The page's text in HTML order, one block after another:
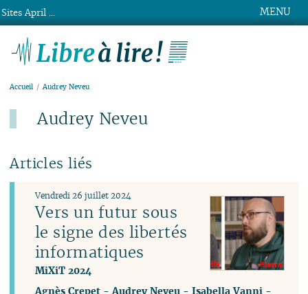
MENU
Accueil Audrey Neveu
Audrey Neveu
Articles liés
Vers un futur sous
le signe des libertés
informatiques
MiXiT 2024
Vendredi 26 juillet 2024
Agnès Crepet -Audrey Neveu -Isabella Vanni -
Sites April ...